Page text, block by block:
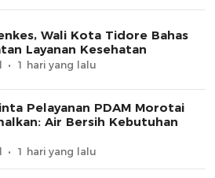
Wali Kota Tidore Bahas
Layanan Kesehatan
1 hari yang lalu
Pelayanan PDAM Morotai
Air Bersih Kebutuhan
1 hari yang lalu